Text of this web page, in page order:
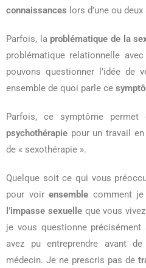
connaissances lors d’une ou
Parfois, la problématique de la
problématique relationnelle
pouvons questionner l’idée de
ensemble de quoi parle ce
Parfois, ce symptôme
psychothérapie pour un travail
de « sexothérapie ».
Quelque soit ce qui vous
pour voirensemble comment
l’impasse sexuelleque vous
je vous questionne précisément
avez pu entreprendre avant
médecin. Je ne prescris pas de